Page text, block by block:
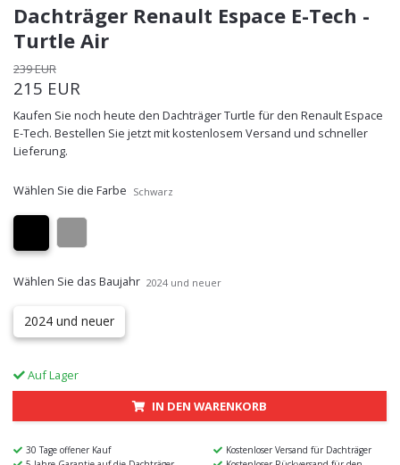
Dachträger Renault Espace E-Tech -
Turtle Air
239 EUR
215 EUR
Kaufen Sie noch heute den Dachträger Turtle für den Renault Espace
E-Tech. Bestellen Sie jetzt mit kostenlosem Versand und schneller
Lieferung.
Wählen Sie die Farbe Schwarz
Wählen Sie das Baujahr 2024 und neuer
2024 und neuer
Auf Lager
IN DEN WARENKORB
30 Tage offener Kauf
Kostenloser Versand für Dachträger